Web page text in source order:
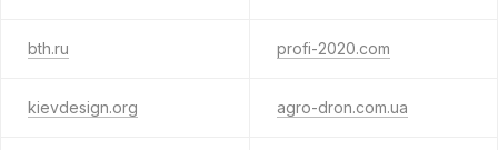
bth.ru profi-2020.com
kievdesign.org agro-dron.com.ua